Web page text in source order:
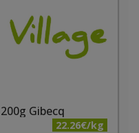
Gibecq
22.26€/kg